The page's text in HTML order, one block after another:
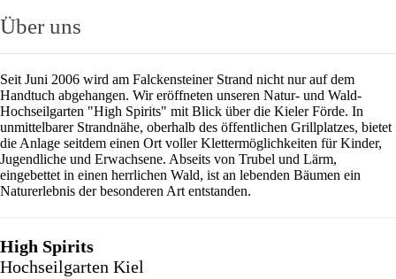
Über uns
Seit Juni 2006 wird am Falckensteiner Strand nicht nur auf dem
Handtuch abgehangen. Wir eröffneten unseren Natur- und Wald-
Hochseilgarten "High Spirits" mit Blick über die Kieler Förde. In
unmittelbarer Strandnähe, oberhalb des öffentlichen Grillplatzes, bietet
die Anlage seitdem einen Ort voller Klettermöglichkeiten für Kinder,
Jugendliche und Erwachsene. Abseits von Trubel und Lärm,
eingebettet in einen herrlichen Wald, ist an lebenden Bäumen ein
Naturerlebnis der besonderen Art entstanden.
High Spirits
Hochseilgarten Kiel